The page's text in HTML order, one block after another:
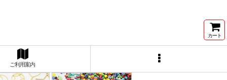
カート
ご利用案内